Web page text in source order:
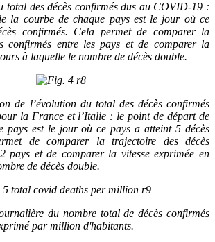
des décès confirmés dus au COVID-19 :
la courbe de chaque pays est le jour où ce
confirmés. Cela permet de comparer la
confirmés entre les pays et de comparer la
à laquelle le nombre de décès double.
de l’évolution du total des décès confirmés
la France et l’Italie : le point de départ de
pays est le jour où ce pays a atteint 5 décès
de comparer la trajectoire des décès
pays et de comparer la vitesse exprimée en
de décès double.
du nombre total de décès confirmés
par million d'habitants.